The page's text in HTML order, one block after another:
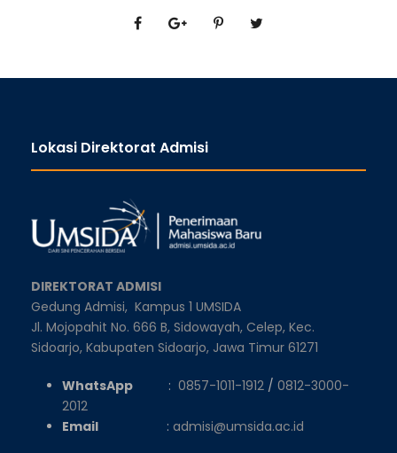
Lokasi Direktorat Admisi
DIREKTORAT ADMISI
Gedung Admisi, Kampus 1 UMSIDA
Jl. Mojopahit No. 666 B, Sidowayah, Celep, Kec.
Sidoarjo, Kabupaten Sidoarjo, Jawa Timur 61271
WhatsApp : 0857-1011-1912 / 0812-3000-
2012
Email
: admisi@umsida.ac.id